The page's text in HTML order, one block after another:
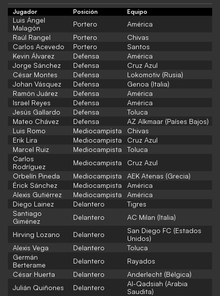
Jugador Posición Equipo
Luis Ángel
Malagón
Portero
América
Raúl Rangel
Portero
Chivas
Carlos Acevedo
Portero
Santos
Kevin Álvarez
Defensa
América
Jorge Sánchez
Defensa
Cruz Azul
César Montes
Defensa
Lokomotiv (Rusia)
Johan Vásquez
Defensa
Genoa (Italia)
Ramón Juárez
Defensa
América
Israel Reyes
Defensa
América
Jesús Gallardo
Defensa
Toluca
Mateo Chávez
Defensa
AZ Alkmaar (Países Bajos)
Luis Romo
Mediocampista
Chivas
Erik Lira
Mediocampista
Cruz Azul
Marcel Ruiz
Mediocampista
Toluca
Carlos
Rodríguez
Mediocampista
Cruz Azul
Orbelín Pineda
Mediocampista
AEK Atenas (Grecia)
Érick Sánchez
Mediocampista
América
Alexis Gutiérrez
Mediocampista
América
Diego Lainez
Delantero
Tigres
Santiago
Giménez
Delantero AC Milan (Italia)
Hirving Lozano Delantero
San Diego FC (Estados
Unidos)
Alexis Vega
Delantero
Toluca
Germán
Berterame
Delantero
Rayados
César Huerta
Delantero
Anderlecht (Bélgica)
Julián Quiñones
Delantero
Al-Qadsiah (Arabia
Saudita)